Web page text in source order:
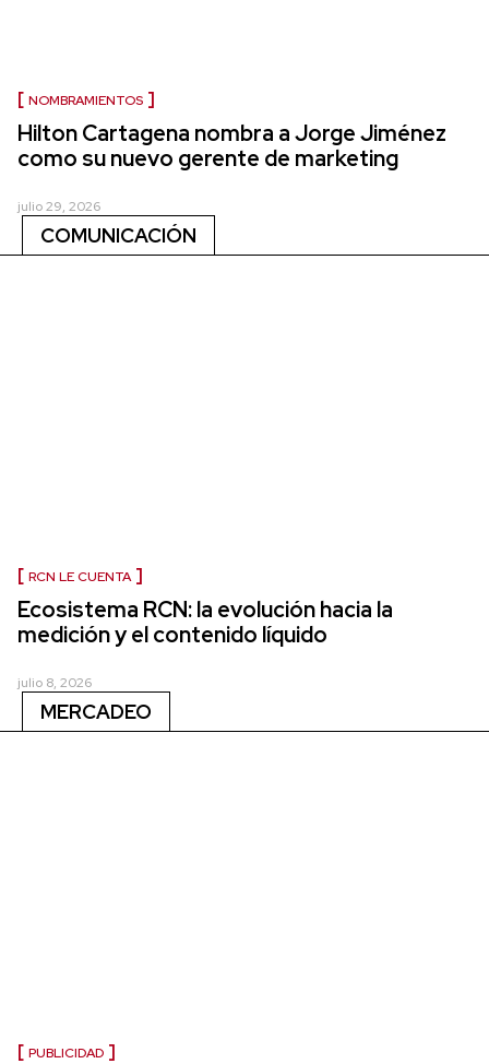
NOMBRAMIENTOS
Hilton Cartagena nombra a Jorge Jiménez
como su nuevo gerente de marketing
julio 29, 2026
COMUNICACIÓN
RCN LE CUENTA
Ecosistema RCN: la evolución hacia la
medición y el contenido líquido
julio 8, 2026
MERCADEO
PUBLICIDAD